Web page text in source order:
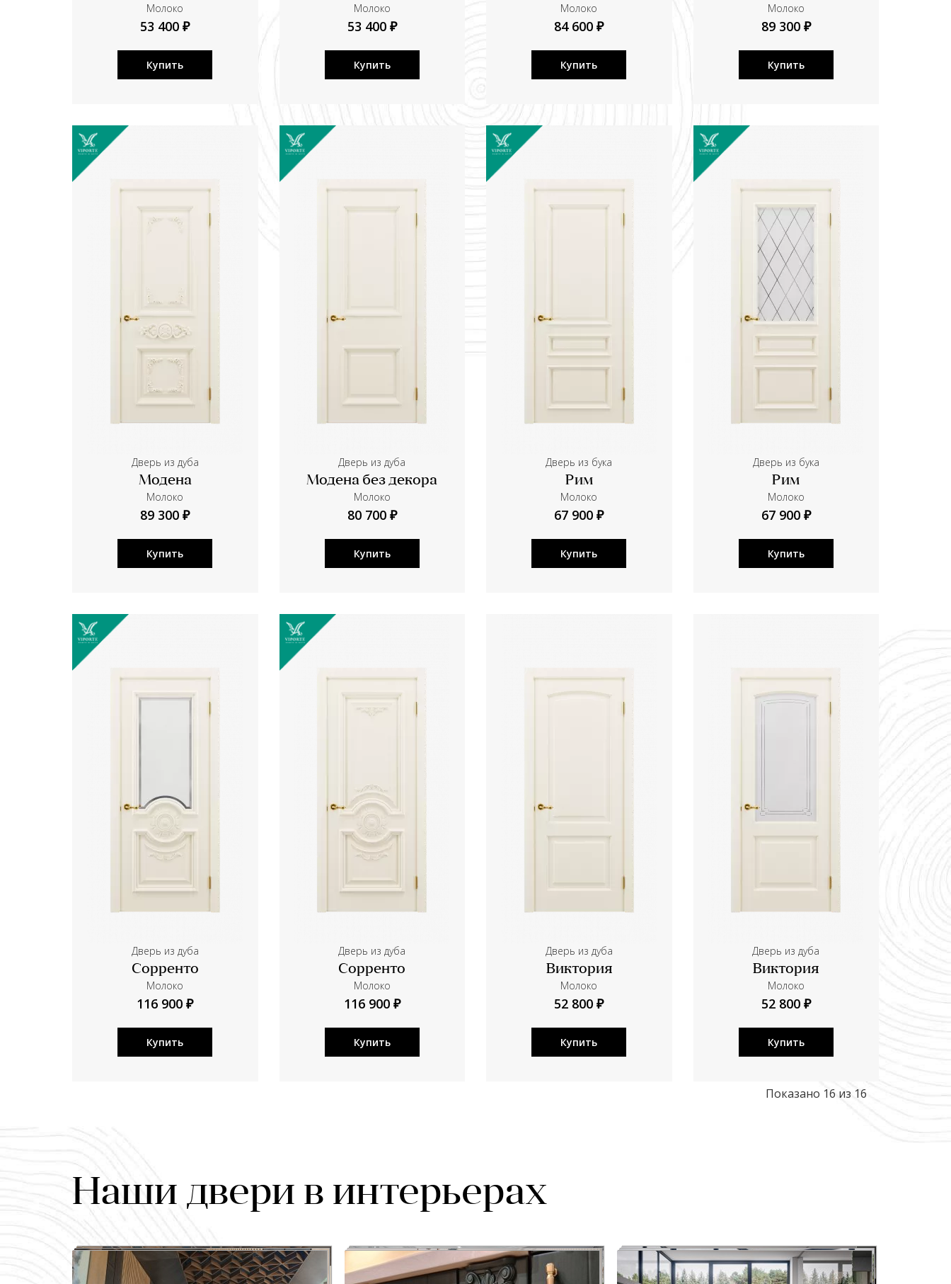
Молоко
53 400 ₽
Купить
Молоко
53 400 ₽
Купить
Молоко
84 600 ₽
Купить
Молоко
89 300 ₽
Купить
Дверь из дуба
Модена
Молоко
89 300 ₽
Купить
Дверь из дуба
Модена без декора
Молоко
80 700 ₽
Купить
Дверь из бука
Рим
Молоко
67 900 ₽
Купить
Дверь из бука
Рим
Молоко
67 900 ₽
Купить
Дверь из дуба
Сорренто
Молоко
116 900 ₽
Купить
Дверь из дуба
Сорренто
Молоко
116 900 ₽
Купить
Дверь из дуба
Виктория
Молоко
52 800 ₽
Купить
Дверь из дуба
Виктория
Молоко
52 800 ₽
Купить
Показано 16 из 16
Наши двери в интерьерах